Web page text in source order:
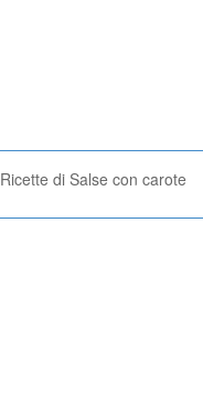
Ricette di Salse con carote